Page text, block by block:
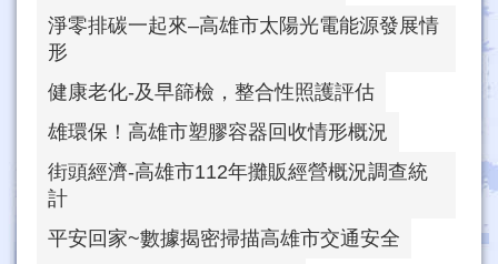
淨零排碳一起來–高雄市太陽光電能源發展情
形
健康老化-及早篩檢，整合性照護評估
雄環保！高雄市塑膠容器回收情形概況
街頭經濟-高雄市112年攤販經營概況調查統
計
平安回家~數據揭密掃描高雄市交通安全